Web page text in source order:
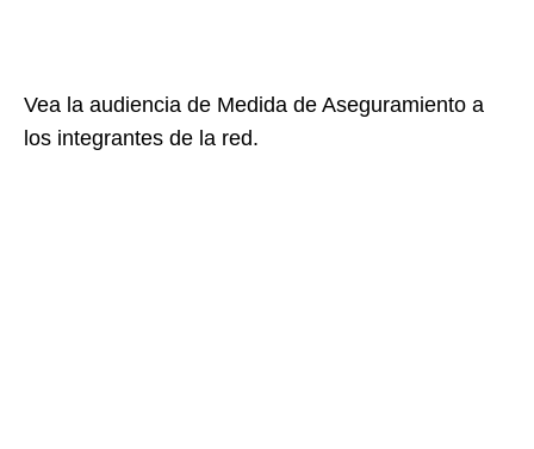
Vea la audiencia de Medida de Aseguramiento a
los integrantes de la red.